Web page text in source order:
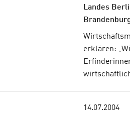
Landes
erklären:
14.07.2004